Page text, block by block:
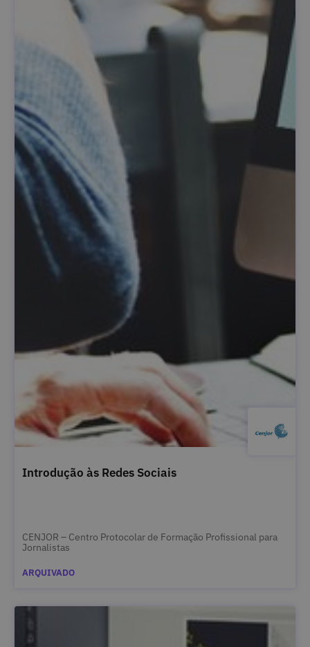
Introdução às Redes Sociais
CENJOR – Centro Protocolar de Formação Profissional para
Jornalistas
ARQUIVADO